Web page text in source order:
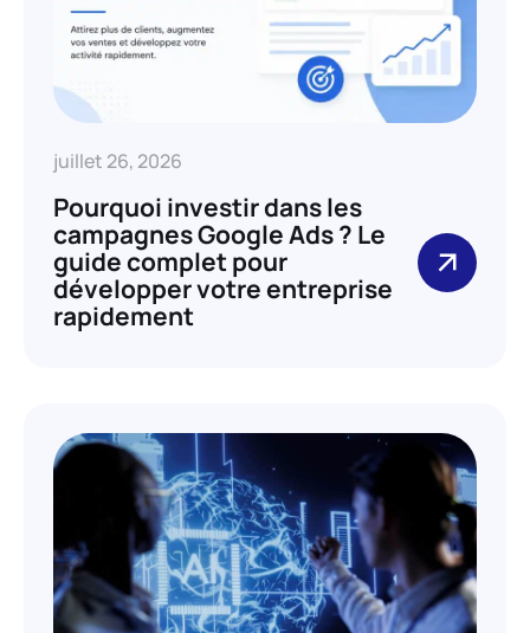
juillet 26, 2026
Pourquoi investir dans les
campagnes Google Ads ? Le
guide complet pour
développer votre entreprise
rapidement